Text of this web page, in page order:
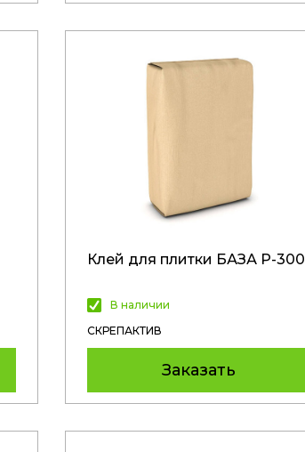
Клей для плитки БАЗА Р-300
В наличии
СКРЕПАКТИВ
Заказать